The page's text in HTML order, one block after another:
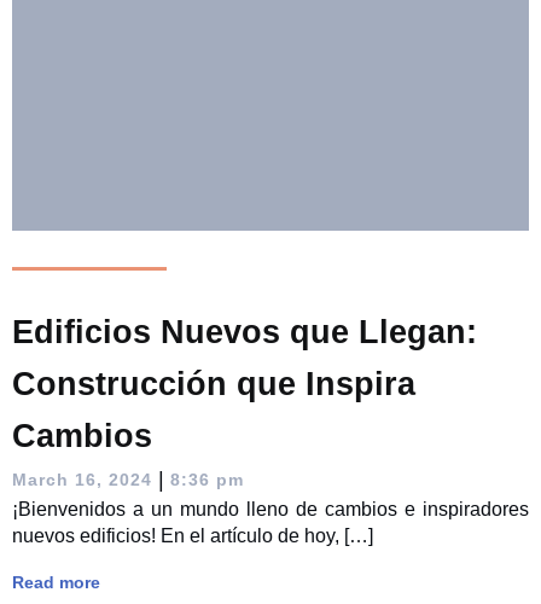
Edificios Nuevos que Llegan:
Construcción que Inspira
Cambios
March 16, 2024 8:36 pm
¡Bienvenidos a un mundo lleno de cambios e inspiradores
nuevos edificios! En el artículo de hoy, […]
Read more